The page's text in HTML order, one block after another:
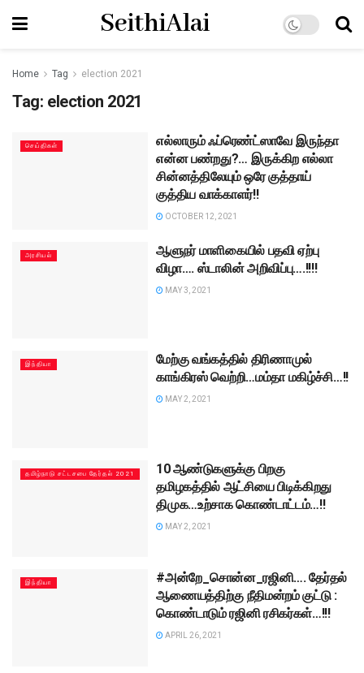
SeithiAlai
Home Tag election 2021
Tag: election 2021
செய்திகள்
எல்லாரும் ஃப்ரெண்ட்ஸாவே இருந்தா
என்ன பண்றது?… இருக்கிற எல்லா
சின்னத்திலேயும் ஒரே குத்தாய்
குத்திய வாக்காளர்!!
OCTOBER 12, 2021
அரசியல்
ஆளுநர் மாளிகையில் பதவி ஏற்பு
விழா…. ஸ்டாலின் அறிவிப்பு….!!!!
MAY 3, 2021
இந்தியா
மேற்கு வங்கத்தில் திரிணாமுல்
காங்கிரஸ் வெற்றி…மம்தா மகிழ்ச்சி…!!
MAY 2, 2021
தமிழ்நாடு சட்டசபை தேர்தல் 2021
10 ஆண்டுகளுக்கு பிறகு
தமிழகத்தில் ஆட்சியை பிடிக்கிறது
திமுக…உற்சாக கொண்டாட்டம்…!!
MAY 2, 2021
இந்தியா
#அன்றே_சொன்ன_ரஜினி…. தேர்தல்
ஆணையத்திற்கு நீதிமன்றம் குட்டு :
கொண்டாடும் ரஜினி ரசிகர்கள்…!!!
APRIL 26, 2021